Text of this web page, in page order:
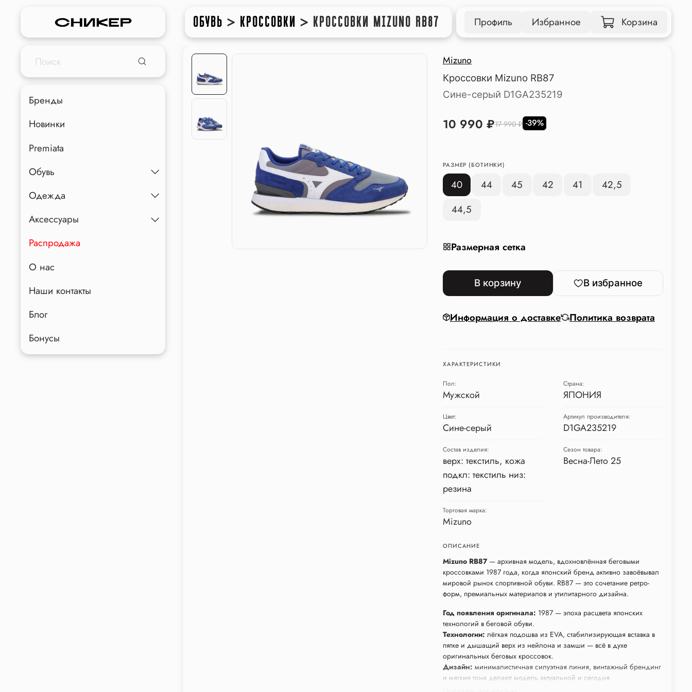
ОБУВЬ > КРОССОВКИ > КРОССОВКИ MIZUNO RB87 Профиль Избранное Корзина
Mizuno
Кроссовки Mizuno RB87
Сине-серый D1GA235219
РАЗМЕР (БОТИНКИ)
40 44 45 42 41
42,5
44,5
Размерная сетка
10 990 ₽17 990 ₽ -39%
В корзину В избранное
Информация о доставке Политика возврата
ХАРАКТЕРИСТИКИ
Пол:
Мужской
Страна:
ЯПОНИЯ
Цвет:
Сине-серый
Артикул производителя:
D1GA235219
Состав изделия:
верх: текстиль, кожа
подкл: текстиль низ:
резина
Сезон товара:
Весна-Лето 25
Торговая марка:
Mizuno
ОПИСАНИЕ
Mizuno RB87— архивная модель, вдохновлённая беговыми
кроссовками 1987 года, когда японский бренд активно завоёвывал
мировой рынок спортивной обуви. RB87 — это сочетание ретро-
форм, премиальных материалов и утилитарного дизайна.
Год появления оригинала: 1987 — эпоха расцвета японских
технологий в беговой обуви.
Технологии: лёгкая подошва из EVA, стабилизирующая вставка в
пятке и дышащий верх из нейлона и замши — всё в духе
оригинальных беговых кроссовок.
Дизайн: минималистичная силуэтная линия, винтажный брендинг
и мягкие тона делают модель актуальной и сегодня.
Бренды
Новинки
Premiata
Обувь
Одежда
Аксессуары
Распродажа
О нас
Наши контакты
Блог
Бонусы